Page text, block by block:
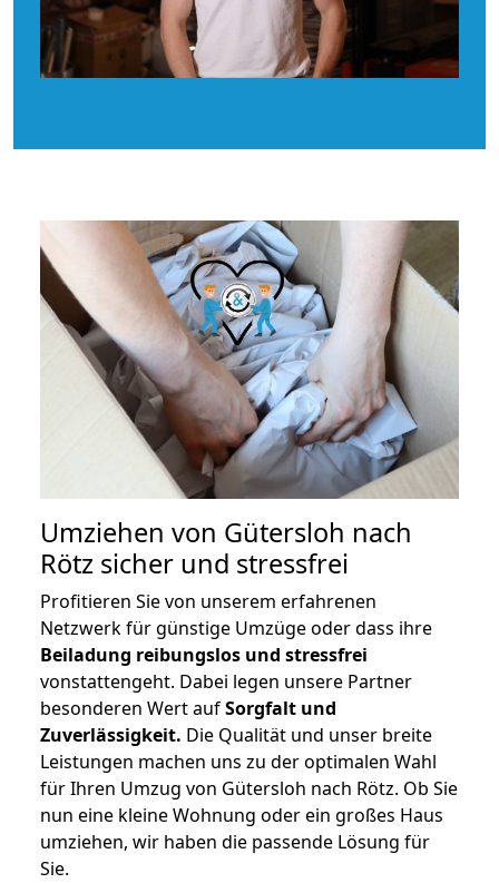
Umziehen von Gütersloh nach
Rötz sicher und stressfrei
Profitieren Sie von unserem erfahrenen
Netzwerk für günstige Umzüge oder dass ihre
Beiladung reibungslos und stressfrei
vonstattengeht. Dabei legen unsere Partner
besonderen Wert aufSorgfalt und
Zuverlässigkeit. Die Qualität und unser breite
Leistungen machen uns zu der optimalen Wahl
für Ihren Umzug von Gütersloh nach Rötz. Ob Sie
nun eine kleine Wohnung oder ein großes Haus
umziehen, wir haben die passende Lösung für
Sie.